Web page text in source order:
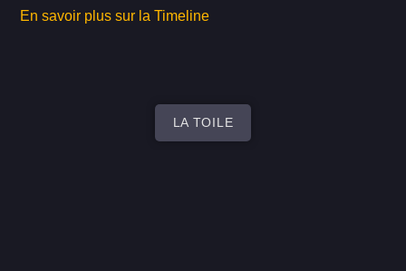
En savoir plus sur la Timeline
LA TOILE